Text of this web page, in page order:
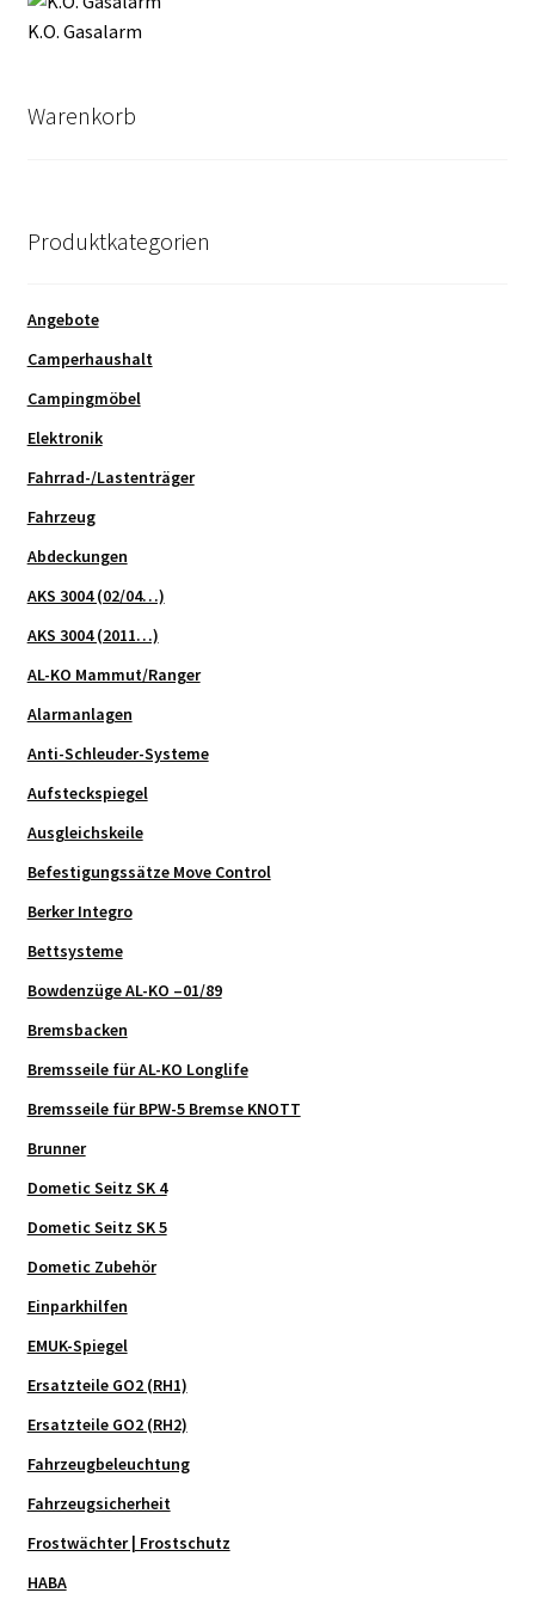
K.O. Gasalarm
Warenkorb
Produktkategorien
Angebote
Camperhaushalt
Campingmöbel
Elektronik
Fahrrad-/Lastenträger
Fahrzeug
Abdeckungen
AKS 3004 (02/04…)
AKS 3004 (2011…)
AL-KO Mammut/Ranger
Alarmanlagen
Anti-Schleuder-Systeme
Aufsteckspiegel
Ausgleichskeile
Befestigungssätze Move Control
Berker Integro
Bettsysteme
Bowdenzüge AL-KO –01/89
Bremsbacken
Bremsseile für AL-KO Longlife
Bremsseile für BPW-5 Bremse KNOTT
Brunner
Dometic Seitz SK 4
Dometic Seitz SK 5
Dometic Zubehör
Einparkhilfen
EMUK-Spiegel
Ersatzteile GO2 (RH1)
Ersatzteile GO2 (RH2)
Fahrzeugbeleuchtung
Fahrzeugsicherheit
Frostwächter | Frostschutz
HABA